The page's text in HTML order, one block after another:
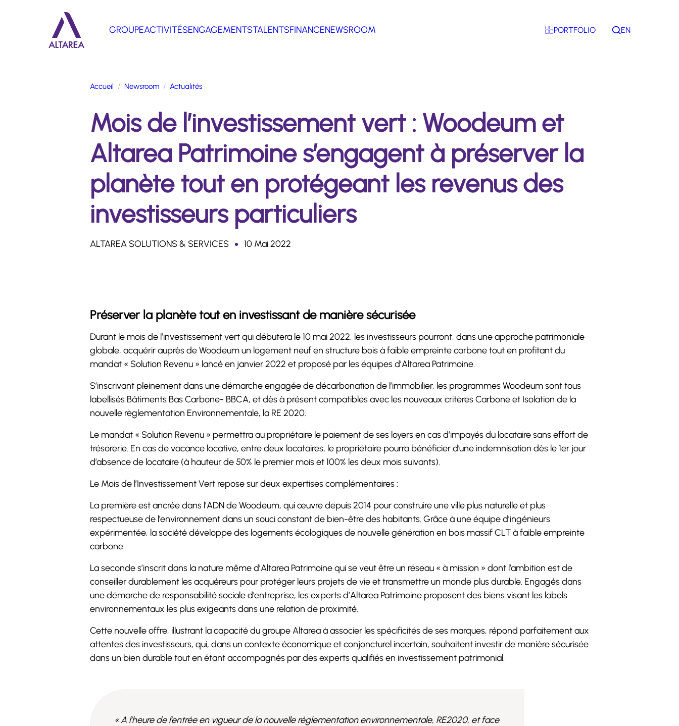
GROUPEACTIVITÉSENGAGEMENTSTALENTSFINANCENEWSROOM PORTFOLIO Rechercher
EN
Accueil Newsroom Actualités
Mois de l’investissement vert : Woodeum et
Altarea Patrimoine s’engagent à préserver la
planète tout en protégeant les revenus des
investisseurs particuliers
ALTAREA SOLUTIONS & SERVICES 10 Mai 2022
Préserver la planète tout en investissant de manière sécurisée
Durant le mois de l’investissement vert qui débutera le 10 mai 2022, les investisseurs pourront, dans une approche patrimoniale
globale, acquérir auprès de Woodeum un logement neuf en structure bois à faible empreinte carbone tout en profitant du
mandat « Solution Revenu » lancé en janvier 2022 et proposé par les équipes d’Altarea Patrimoine.
S’inscrivant pleinement dans une démarche engagée de décarbonation de l’immobilier, les programmes Woodeum sont tous
labellisés Bâtiments Bas Carbone- BBCA, et dès à présent compatibles avec les nouveaux critères Carbone et Isolation de la
nouvelle règlementation Environnementale, la RE 2020.
Le mandat « Solution Revenu » permettra au propriétaire le paiement de ses loyers en cas d’impayés du locataire sans effort de
trésorerie. En cas de vacance locative, entre deux locataires, le propriétaire pourra bénéficier d’une indemnisation dès le 1er jour
d’absence de locataire (à hauteur de 50% le premier mois et 100% les deux mois suivants).
Le Mois de l’Investissement Vert repose sur deux expertises complémentaires :
La première est ancrée dans l’ADN de Woodeum, qui œuvre depuis 2014 pour construire une ville plus naturelle et plus
respectueuse de l’environnement dans un souci constant de bien-être des habitants. Grâce à une équipe d’ingénieurs
expérimentée, la société développe des logements écologiques de nouvelle génération en bois massif CLT à faible empreinte
carbone.
La seconde s’inscrit dans la nature même d’Altarea Patrimoine qui se veut être un réseau « à mission » dont l’ambition est de
conseiller durablement les acquéreurs pour protéger leurs projets de vie et transmettre un monde plus durable. Engagés dans
une démarche de responsabilité sociale d’entreprise, les experts d’Altarea Patrimoine proposent des biens visant les labels
environnementaux les plus exigeants dans une relation de proximité.
Cette nouvelle offre, illustrant la capacité du groupe Altarea à associer les spécificités de ses marques, répond parfaitement aux
attentes des investisseurs, qui, dans un contexte économique et conjoncturel incertain, souhaitent investir de manière sécurisée
dans un bien durable tout en étant accompagnés par des experts qualifiés en investissement patrimonial.
« A l’heure de l’entrée en vigueur de la nouvelle réglementation environnementale, RE2020, et face